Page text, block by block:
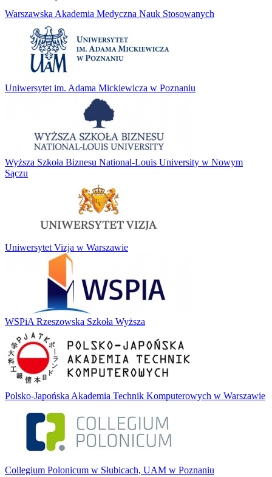
Warszawska Akademia Medyczna Nauk Stosowanych
Uniwersytet im. Adama Mickiewicza w Poznaniu
Wyższa Szkoła Biznesu National-Louis University w Nowym
Sączu
Uniwersytet Vizja w Warszawie
WSPiA Rzeszowska Szkoła Wyższa
Polsko-Japońska Akademia Technik Komputerowych w Warszawie
Collegium Polonicum w Słubicach, UAM w Poznaniu